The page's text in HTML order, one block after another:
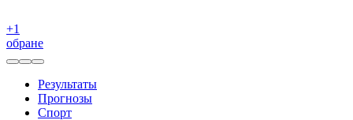
+1
обране
Результаты
Прогнозы
Спорт